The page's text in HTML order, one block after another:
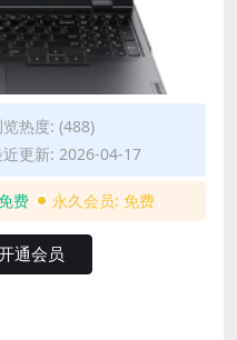
热度: (488)
近更新: 2026-04-17
费 永久会员: 免费
通会员